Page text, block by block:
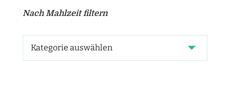
Nach Mahlzeit filtern